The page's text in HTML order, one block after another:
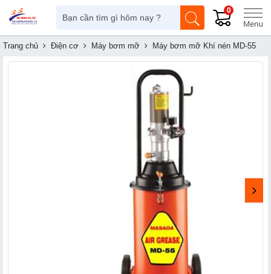
0
Trang chủ Điện cơ Máy bơm mỡ Máy bơm mỡ Khí nén MD-55